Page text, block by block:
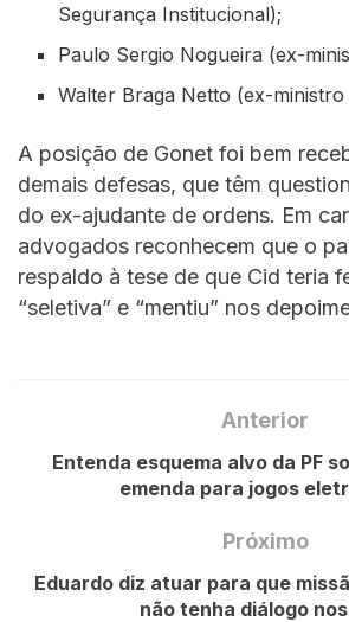
Segurança Institucional);
Paulo Sergio Nogueira (ex-
Walter Braga Netto (ex-ministro
A posição de Gonet foi bem
demais defesas, que têm
do ex-ajudante de ordens. Em
advogados reconhecem que o
respaldo à tese de que Cid teria
“seletiva” e “mentiu” nos
Anterior
Entenda esquema alvo da PF
emenda para jogos
Próximo
Eduardo diz atuar para que
não tenha diálogo nos